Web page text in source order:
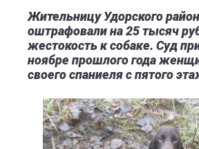
Жительницу Удорского
оштрафовали на 25 тысяч
жестокость к собаке. Суд
ноябре прошлого года
своего спаниеля с пятого